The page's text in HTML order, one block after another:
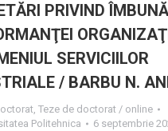
PRIVIND
SERVICIILOR
/ BARBU N.
, Teze de doctorat / online
Politehnica 6 septembrie